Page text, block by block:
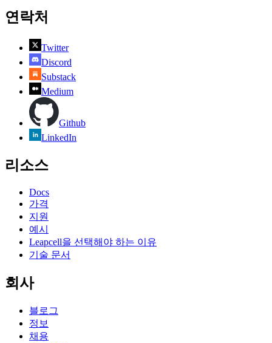
연락처
Twitter
Discord
Substack
Medium
Github
LinkedIn
리소스
Docs
가격
지원
예시
Leapcell을 선택해야 하는 이유
기술 문서
회사
블로그
정보
채용